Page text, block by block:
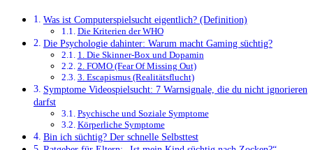
Was ist Computerspielsucht eigentlich? (Definition)
Die Kriterien der WHO
Die Psychologie dahinter: Warum macht Gaming süchtig?
1. Die Skinner-Box und Dopamin
2. FOMO (Fear Of Missing Out)
3. Escapismus (Realitätsflucht)
Symptome Videospielsucht: 7 Warnsignale, die du nicht ignorieren
darfst
Psychische und Soziale Symptome
Körperliche Symptome
Bin ich süchtig? Der schnelle Selbsttest